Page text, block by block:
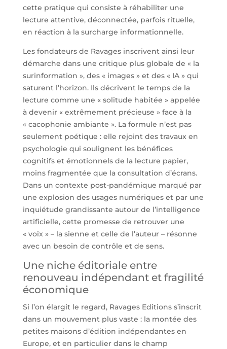
cette pratique qui consiste à réhabiliter une
lecture attentive, déconnectée, parfois rituelle,
en réaction à la surcharge informationnelle.
Les fondateurs de Ravages inscrivent ainsi leur
démarche dans une critique plus globale de « la
surinformation », des « images » et des « IA » qui
saturent l’horizon. Ils décrivent le temps de la
lecture comme une « solitude habitée » appelée
à devenir « extrêmement précieuse » face à la
« cacophonie ambiante ». La formule n’est pas
seulement poétique : elle rejoint des travaux en
psychologie qui soulignent les bénéfices
cognitifs et émotionnels de la lecture papier,
moins fragmentée que la consultation d’écrans.
Dans un contexte post-pandémique marqué par
une explosion des usages numériques et par une
inquiétude grandissante autour de l’intelligence
artificielle, cette promesse de retrouver une
« voix » – la sienne et celle de l’auteur – résonne
avec un besoin de contrôle et de sens.
Une niche éditoriale entre
renouveau indépendant et fragilité
économique
Si l’on élargit le regard, Ravages Editions s’inscrit
dans un mouvement plus vaste : la montée des
petites maisons d’édition indépendantes en
Europe, et en particulier dans le champ